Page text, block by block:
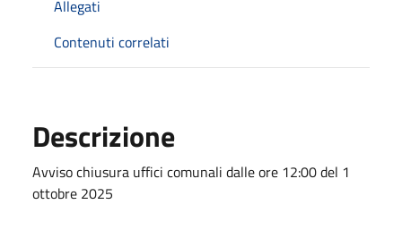
Allegati
Contenuti correlati
Descrizione
Avviso chiusura uffici comunali dalle ore 12:00 del 1
ottobre 2025